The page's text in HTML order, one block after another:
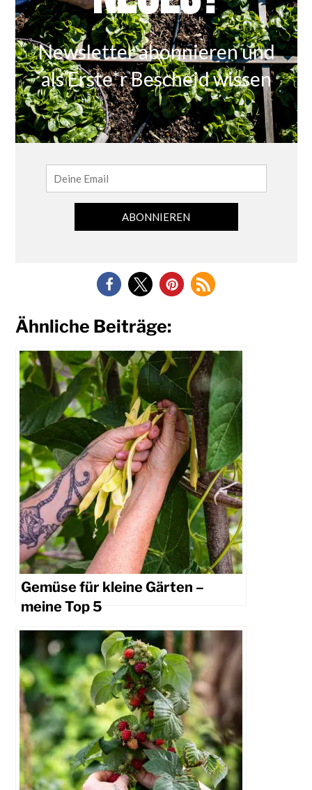
Ähnliche Beiträge:
Gemüse für kleine Gärten –
meine Top 5